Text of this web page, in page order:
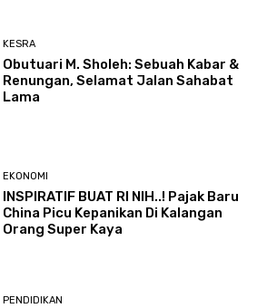
KESRA
Obutuari M. Sholeh: Sebuah Kabar &
Renungan, Selamat Jalan Sahabat
Lama
EKONOMI
INSPIRATIF BUAT RI NIH..! Pajak Baru
China Picu Kepanikan Di Kalangan
Orang Super Kaya
PENDIDIKAN